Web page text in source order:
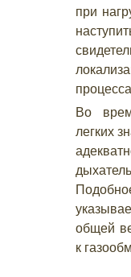
при
Во
легких
общей
к